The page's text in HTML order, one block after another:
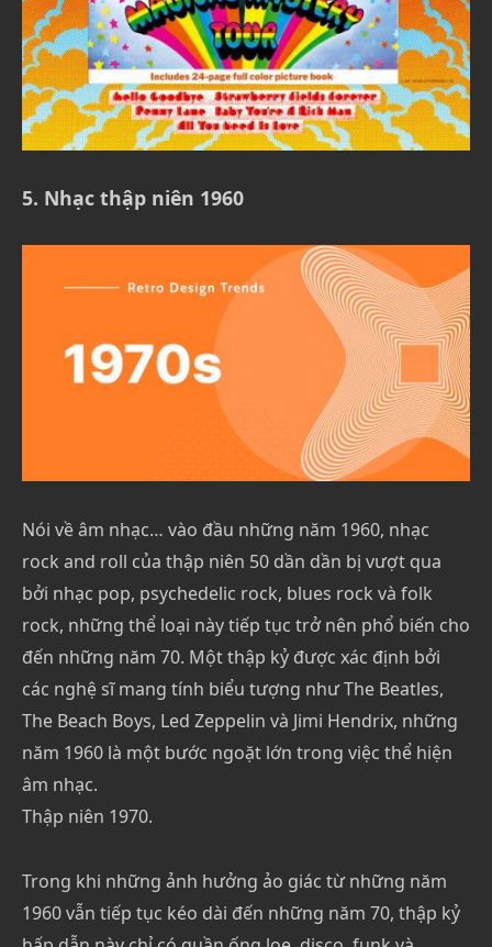
5. Nhạc thập niên 1960
Nói về âm nhạc… vào đầu những năm 1960, nhạc
rock and roll của thập niên 50 dần dần bị vượt qua
bởi nhạc pop, psychedelic rock, blues rock và folk
rock, những thể loại này tiếp tục trở nên phổ biến cho
đến những năm 70. Một thập kỷ được xác định bởi
các nghệ sĩ mang tính biểu tượng như The Beatles,
The Beach Boys, Led Zeppelin và Jimi Hendrix, những
năm 1960 là một bước ngoặt lớn trong việc thể hiện
âm nhạc.
Thập niên 1970.
Trong khi những ảnh hưởng ảo giác từ những năm
1960 vẫn tiếp tục kéo dài đến những năm 70, thập kỷ